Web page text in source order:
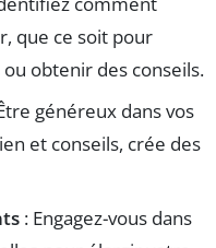
que ce soit pour
obtenir des conseils.
généreux dans vos
et conseils, crée des
: Engagez-vous dans